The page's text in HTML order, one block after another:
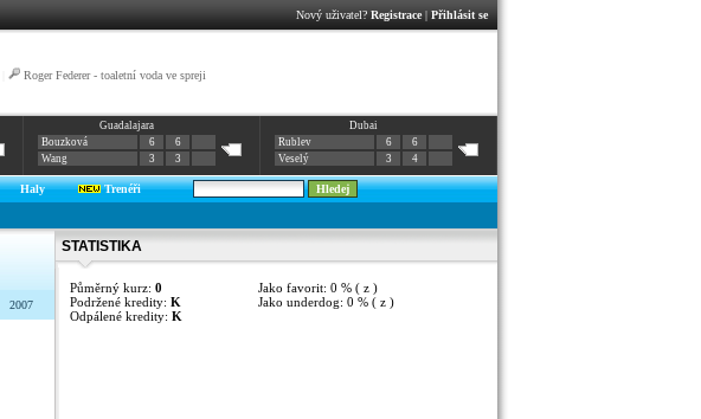
Nový uživatel? Registrace| Přihlásit se
Roger Federer - toaletní voda ve spreji
Guadalajara
Bouzková
6
6
Wang
3 3
Dubai
Rublev
6
6
Veselý
3 4
Haly
Trenéři
2007
STATISTIKA
Půměrný kurz: 0
Podržené kredity: K
Odpálené kredity: K
Jako favorit: 0 % ( z )
Jako underdog: 0 % ( z )